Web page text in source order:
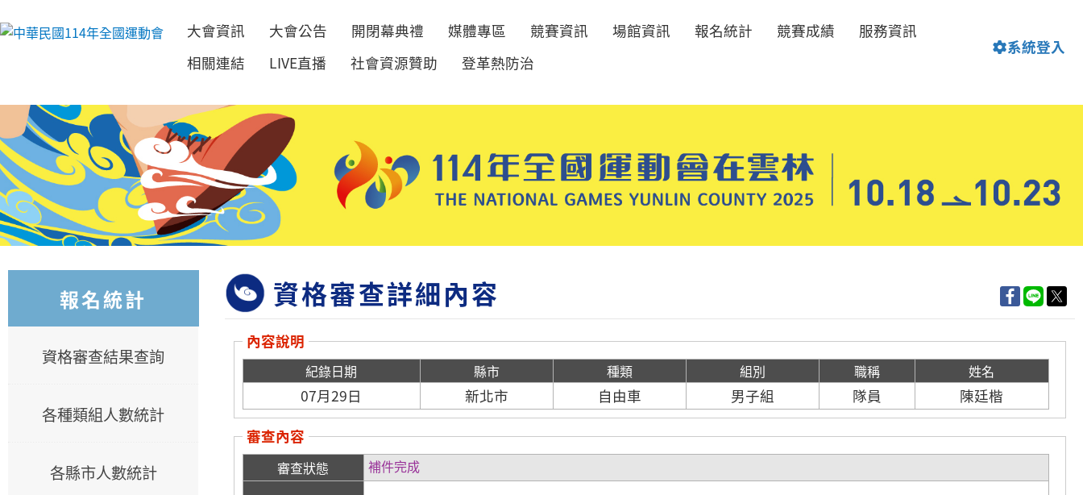
跳到主要內容
大會資訊 大會公告 開閉幕典禮 媒體專區 競賽資訊 場館資訊 報名統計 競賽成績
服務資訊
相關連結
LIVE直播 社會資源贊助 登革熱防治
系統登入
報名統計
資格審查結果查詢
各種類組人數統計
各縣市人數統計
資格審查詳細內容
內容說明
紀錄日期 縣市 種類 組別 職稱 姓名
07月29日 新北市 自由車 男子組 隊員
陳廷楷
審查內容
審查狀態 補件完成